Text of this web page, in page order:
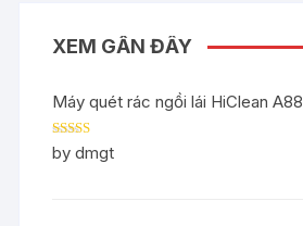
XEM GẦN ĐÂY
Máy quét rác ngồi lái HiClean A88
Rated5out
of 5
by dmgt